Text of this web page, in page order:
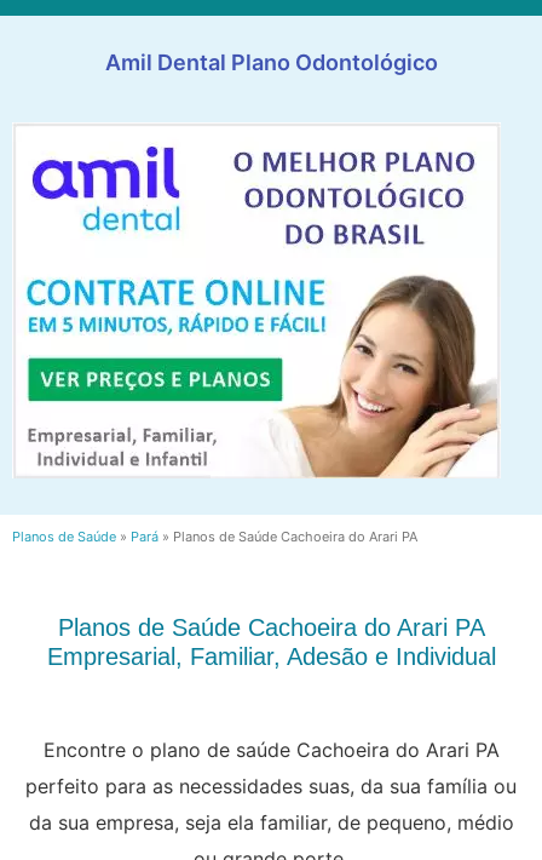
Amil Dental Plano Odontológico
Planos de Saúde » Pará » Planos de Saúde Cachoeira do Arari PA
Planos de Saúde Cachoeira do Arari PA
Empresarial, Familiar, Adesão e Individual
Encontre o plano de saúde Cachoeira do Arari PA
perfeito para as necessidades suas, da sua família ou
da sua empresa, seja ela familiar, de pequeno, médio